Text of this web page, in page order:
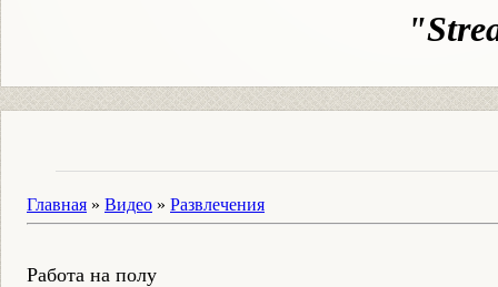
Главная » Видео » Развлечения
Работа на полу